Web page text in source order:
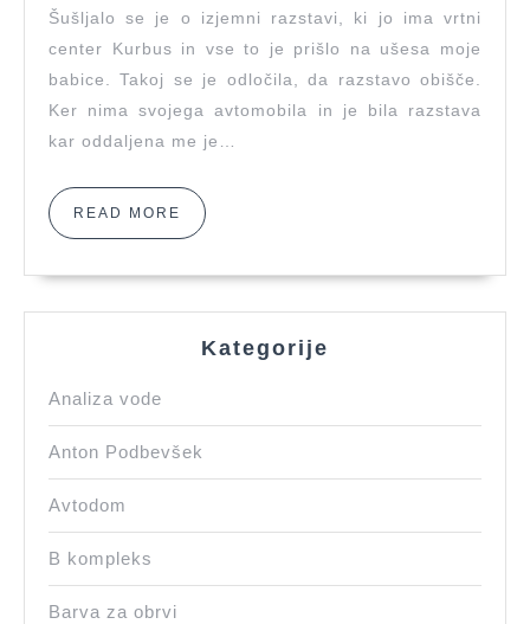
Šušljalo se je o izjemni razstavi, ki jo ima vrtni
center Kurbus in vse to je prišlo na ušesa moje
babice. Takoj se je odločila, da razstavo obišče.
Ker nima svojega avtomobila in je bila razstava
kar oddaljena me je…
READ MORE READ
MORE
Kategorije
Analiza vode
Anton Podbevšek
Avtodom
B kompleks
Barva za obrvi